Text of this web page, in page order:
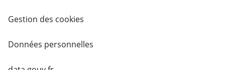
Gestion des cookies
Données personnelles